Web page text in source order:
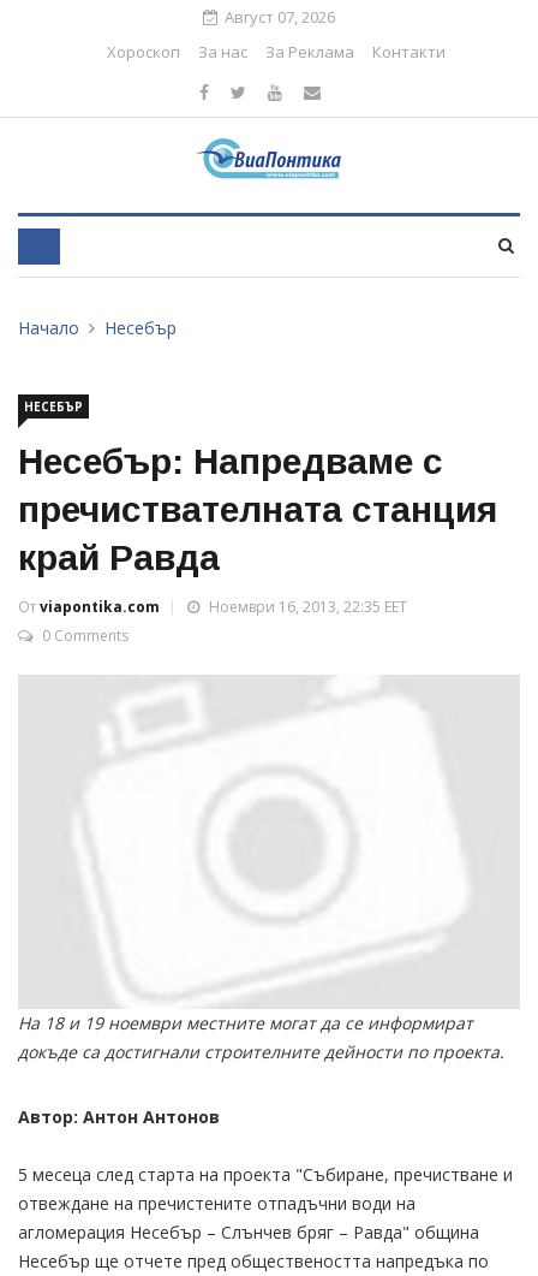
Август 07, 2026
Хороскоп
За нас За Реклама Контакти
Начало Несебър
НЕСЕБЪР
Несебър: Напредваме с
пречиствателната станция
край Равда
Отviapontika.com
Ноември 16, 2013, 22:35 EET
0 Comments
На 18 и 19 ноември местните могат да се информират
докъде са достигнали строителните дейности по проекта.
Автор: Антон Антонов
5 месеца след старта на проекта "Събиране, пречистване и
отвеждане на пречистените отпадъчни води на
агломерация Несебър – Слънчев бряг – Равда" община
Несебър ще отчете пред обществеността напредъка по